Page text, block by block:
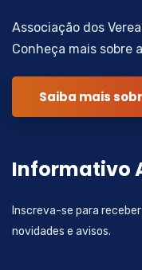
Associação dos
Conheça mais sobre
Saiba mais
Informativo
Inscreva-se para
novidades e avisos.